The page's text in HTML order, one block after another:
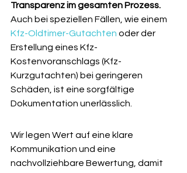
Transparenz im gesamten Prozess.
Auch bei speziellen Fällen, wie einem
Kfz-Oldtimer-Gutachten oder der
Erstellung eines Kfz-
Kostenvoranschlags (Kfz-
Kurzgutachten) bei geringeren
Schäden, ist eine sorgfältige
Dokumentation unerlässlich.
Wir legen Wert auf eine klare
Kommunikation und eine
nachvollziehbare Bewertung, damit